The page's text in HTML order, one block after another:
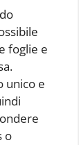
foglie e
unico e
o